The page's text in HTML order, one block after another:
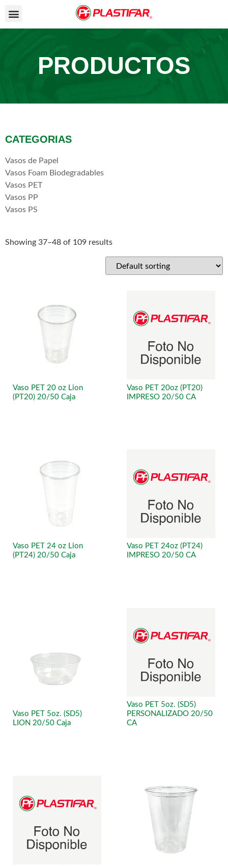
PRODUCTOS
CATEGORIAS
Vasos de Papel
Vasos Foam Biodegradables
Vasos PET
Vasos PP
Vasos PS
Showing 37–48 of 109 results
Vaso PET 20 oz Lion
(PT20) 20/50 Caja
Vaso PET 20oz (PT20)
IMPRESO 20/50 CA
Vaso PET 24 oz Lion
(PT24) 20/50 Caja
Vaso PET 24oz (PT24)
IMPRESO 20/50 CA
Vaso PET 5oz. (SD5)
LION 20/50 Caja
Vaso PET 5oz. (SD5)
PERSONALIZADO 20/50
CA